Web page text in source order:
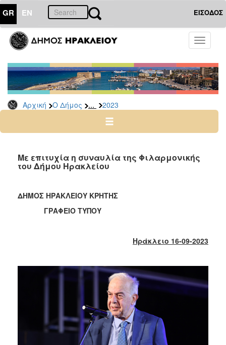
GR EN ΕΙΣΟΔΟΣ
Toggle
Αρχική Ο Δήμος ... 2023
ΔΗΜΟΣ
Δελτία
Τύπου
Αρχείο
2026
2024
2022
2020
2019
2010
Με επιτυχία η συναυλία της Φιλαρμονικής
του Δήμου Ηρακλείου
ΔΗΜΟΣ ΗΡΑΚΛΕΙΟΥ ΚΡΗΤΗΣ
ΓΡΑΦΕΙΟ ΤΥΠΟΥ
Ηράκλειο 16-09-2023